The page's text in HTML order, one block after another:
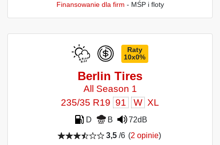
Finansowanie dla firm - MŚP i floty
Raty
10x0%
Berlin Tires
All Season 1
235/35 R19 91 W XL
D B
72dB
3,5/6 (2 opinie)